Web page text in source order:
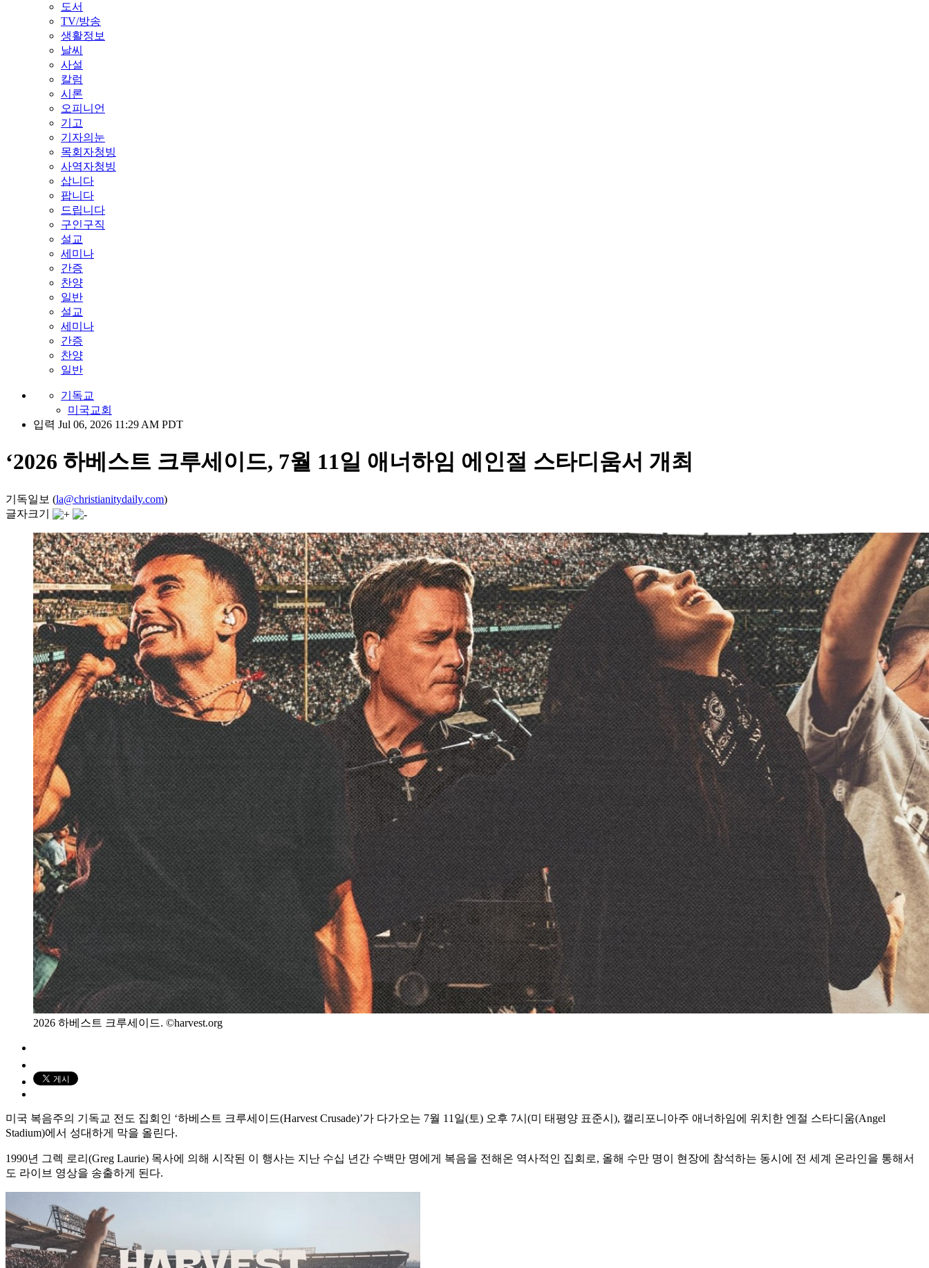
도서
TV/방송
생활정보
날씨
사설
칼럼
시론
오피니언
기고
기자의눈
목회자청빙
사역자청빙
삽니다
팝니다
드립니다
구인구직
설교
세미나
간증
찬양
일반
설교
세미나
간증
찬양
일반
기독교
미국교회
입력 Jul 06, 2026 11:29 AM PDT
‘2026 하베스트 크루세이드, 7월 11일 애너하임 에인절 스타디움서 개최
기독일보 (la@christianitydaily.com)
글자크기
2026 하베스트 크루세이드. ©harvest.org
미국 복음주의 기독교 전도 집회인 ‘하베스트 크루세이드(Harvest Crusade)’가 다가오는 7월 11일(토) 오후 7시(미 태평양 표준시), 캘리포니아주 애너하임에 위치한 엔절 스타디움(Angel
Stadium)에서 성대하게 막을 올린다.
1990년 그렉 로리(Greg Laurie) 목사에 의해 시작된 이 행사는 지난 수십 년간 수백만 명에게 복음을 전해온 역사적인 집회로, 올해 수만 명이 현장에 참석하는 동시에 전 세계 온라인을 통해서
도 라이브 영상을 송출하게 된다.